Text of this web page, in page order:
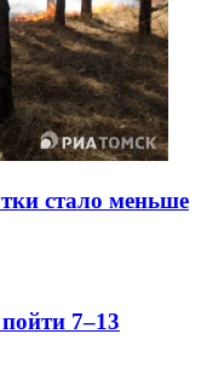
стало меньше
7–13